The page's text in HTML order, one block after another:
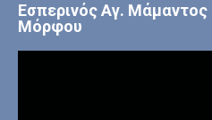
Εσπερινός Αγ.
Μόρφου